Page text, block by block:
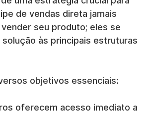
de vendas direta jamais
seu produto; eles se
às principais estruturas
objetivos essenciais:
oferecem acesso imediato a